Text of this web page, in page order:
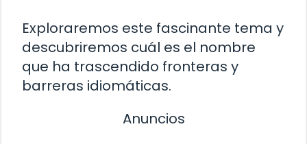
Exploraremos este fascinante tema y
descubriremos cuál es el nombre
que ha trascendido fronteras y
barreras idiomáticas.
Anuncios